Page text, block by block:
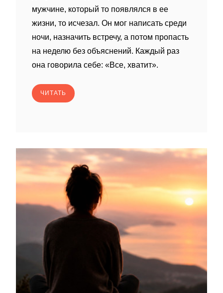
мужчине, который то появлялся в ее
жизни, то исчезал. Он мог написать среди
ночи, назначить встречу, а потом пропасть
на неделю без объяснений. Каждый раз
она говорила себе: «Все, хватит».
ЧИТАТЬ